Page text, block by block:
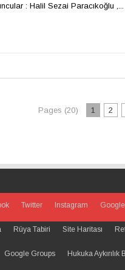
: Halil Sezai Paracıkoğlu ,...
Pages (20) 1 2
Twitter Instagram Google
Rüya Tabiri Site Haritası
Google Groups Hukuka Aykırılık